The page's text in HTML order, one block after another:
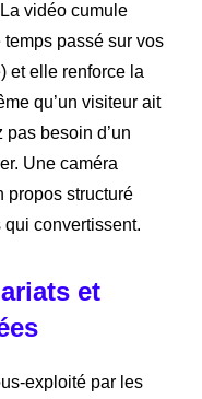
vidéo cumule
passé sur vos
et elle renforce la
qu’un visiteur ait
pas besoin d’un
Une caméra
propos structuré
convertissent.
et
exploité par les